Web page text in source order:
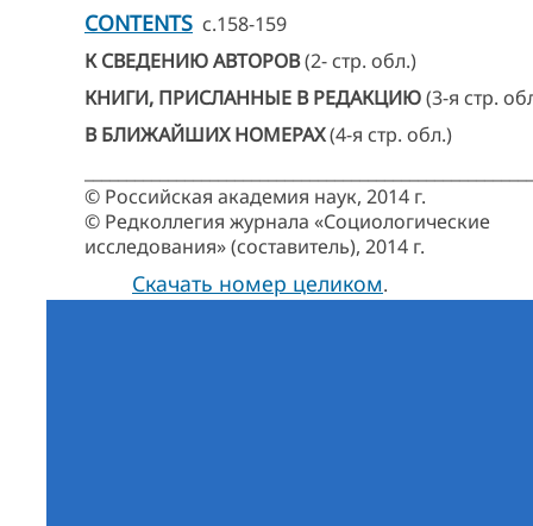
CONTENTS с.158-159
К СВЕДЕНИЮ АВТОРОВ(2- стр. обл.)
КНИГИ, ПРИСЛАННЫЕ В РЕДАКЦИЮ(3-я стр.
В БЛИЖАЙШИХ НОМЕРАХ(4-я стр. обл.)
© Российская академия наук, 2014 г.
© Редколлегия журнала «Социологические
исследования» (составитель), 2014 г.
Скачать номер целиком.